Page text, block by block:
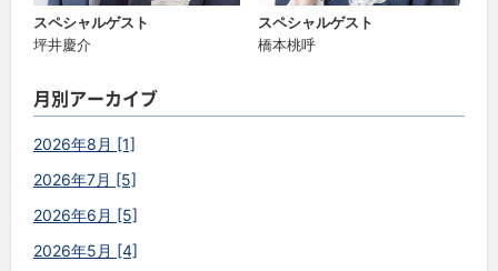
スペシャルゲスト
坪井慶介
スペシャルゲスト
橋本桃呼
月別アーカイブ
2026年8月 [1]
2026年7月 [5]
2026年6月 [5]
2026年5月 [4]